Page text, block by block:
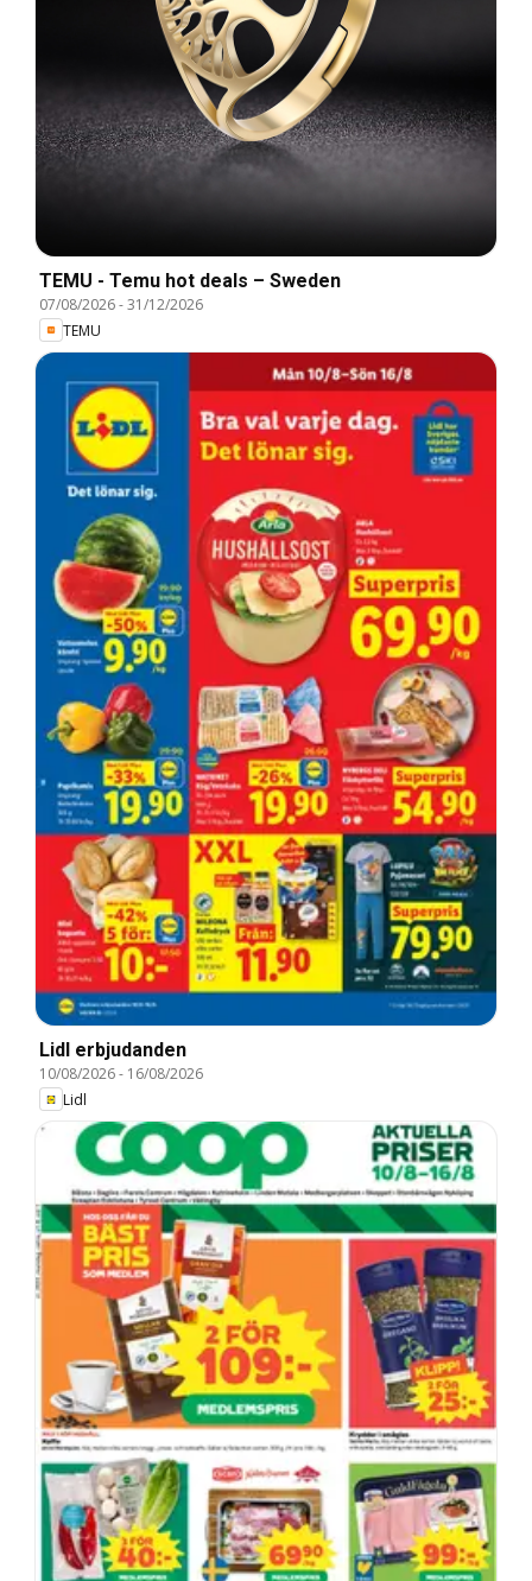
TEMU - Temu hot deals – Sweden
07/08/2026-31/12/2026
TEMU
Lidl erbjudanden
10/08/2026- 16/08/2026
Lidl